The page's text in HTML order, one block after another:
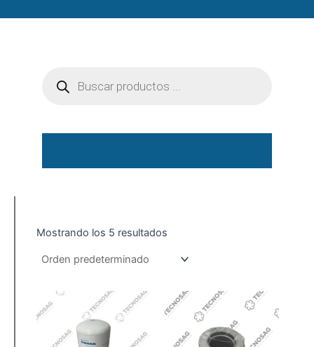
productos
Mostrando los 5 resultados